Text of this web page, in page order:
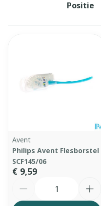
Sorteer op:
Avent
Philips Avent Flesborstel
SCF145/06
€ 9,59